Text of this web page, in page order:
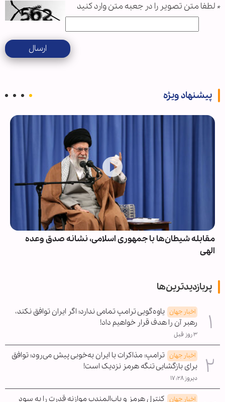
* لطفا متن تصویر را در جعبه متن وارد کنید
ارسال
پیشنهاد ویژه
مقابله شیطان‌ها با جمهوری اسلامی، نشانه صدق وعده
الهی
پربازدیدترین‌ها
اخبار جهان یاوه‌گویی ترامپ تمامی ندارد؛ اگر ایران توافق نکند،
رهبر آن را هدف قرار خواهیم داد!
۳ روز قبل
اخبار جهان ترامپ: مذاکرات با ایران به‌خوبی پیش می‌رود؛ توافق
برای بازگشایی تنگه هرمز نزدیک است!
دیروز ۱۷:۲۸
اخبار جهان کنترل هرمز و باب‌المندب موازنه قدرت را به سود